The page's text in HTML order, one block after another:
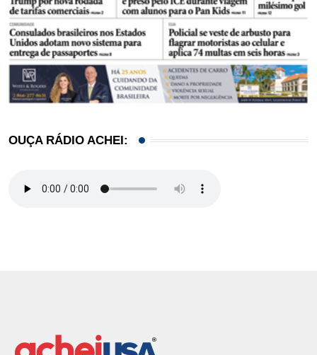
OUÇA RÁDIO ACHEI: